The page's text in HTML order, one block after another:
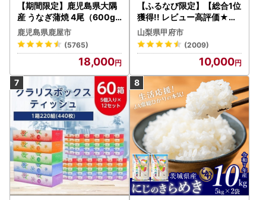
【期間限定】鹿児島県大隅
産 うなぎ蒲焼 4尾（600g
） KN007-004-04-cp18
うなぎ 鰻 魚 惣菜 総菜
鹿児島県鹿屋市
(5765)
18,000
【ふるなび限定】【総合1位
獲得!! レビュー高評価★】
〈2026年度配送分〉山梨
県産 シャインマスカット 2
～3房（1.0kg以上）シャイ
ン フルーツ FN-Limited-S
P
山梨県甲府市
(2009)
10,000